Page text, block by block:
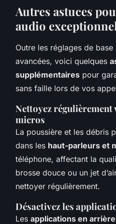
Autres astuces
audio
Outre les réglages de
avancées, voici quelques
supplémentaires pour
sans faille lors de vos
Nettoyez
micros
La poussière et les débris
dans les haut-parleurs et
téléphone, affectant la
brosse douce ou un jet
nettoyer régulièrement.
Désactivez les
Les applications en